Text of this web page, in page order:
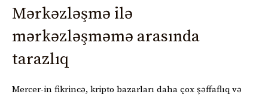
Mərkəzləşmə ilə
mərkəzləşməmə arasında
tarazlıq
Mercer-in fikrincə, kripto bazarları daha çox şəffaflıq və